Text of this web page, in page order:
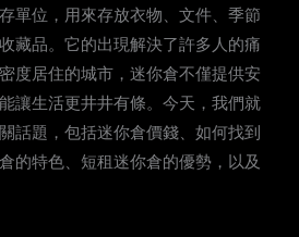
單位，用來存放衣物、文件、季節
藏品。它的出現解決了許多人的痛
度居住的城市，迷你倉不僅提供安
讓生活更井井有條。今天，我們就
話題，包括迷你倉價錢、如何找到
的特色、短租迷你倉的優勢，以及